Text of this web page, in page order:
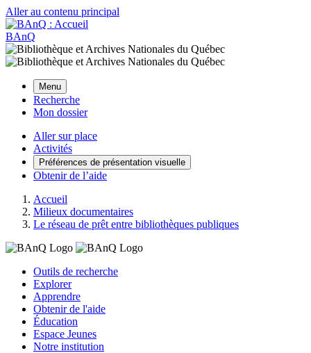
Aller au contenu principal
BAnQ
Menu
Recherche
Mon dossier
Aller sur place
Activités
Préférences de présentation visuelle
Obtenir de l’aide
Accueil
Milieux documentaires
Le réseau de prêt entre bibliothèques publiques
Outils de recherche
Explorer
Apprendre
Obtenir de l'aide
Éducation
Espace Jeunes
Notre institution